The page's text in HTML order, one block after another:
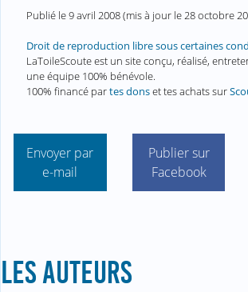
Publié le9 avril 2008(mis à jour le28 octobre
Droit de reproduction libre sous certaines
LaToileScoute est un site conçu, réalisé,
une équipe 100% bénévole.
100% financé partes donset tes achats sur
Envoyer par
e-mail
Publier sur
Facebook
LES AUTEURS